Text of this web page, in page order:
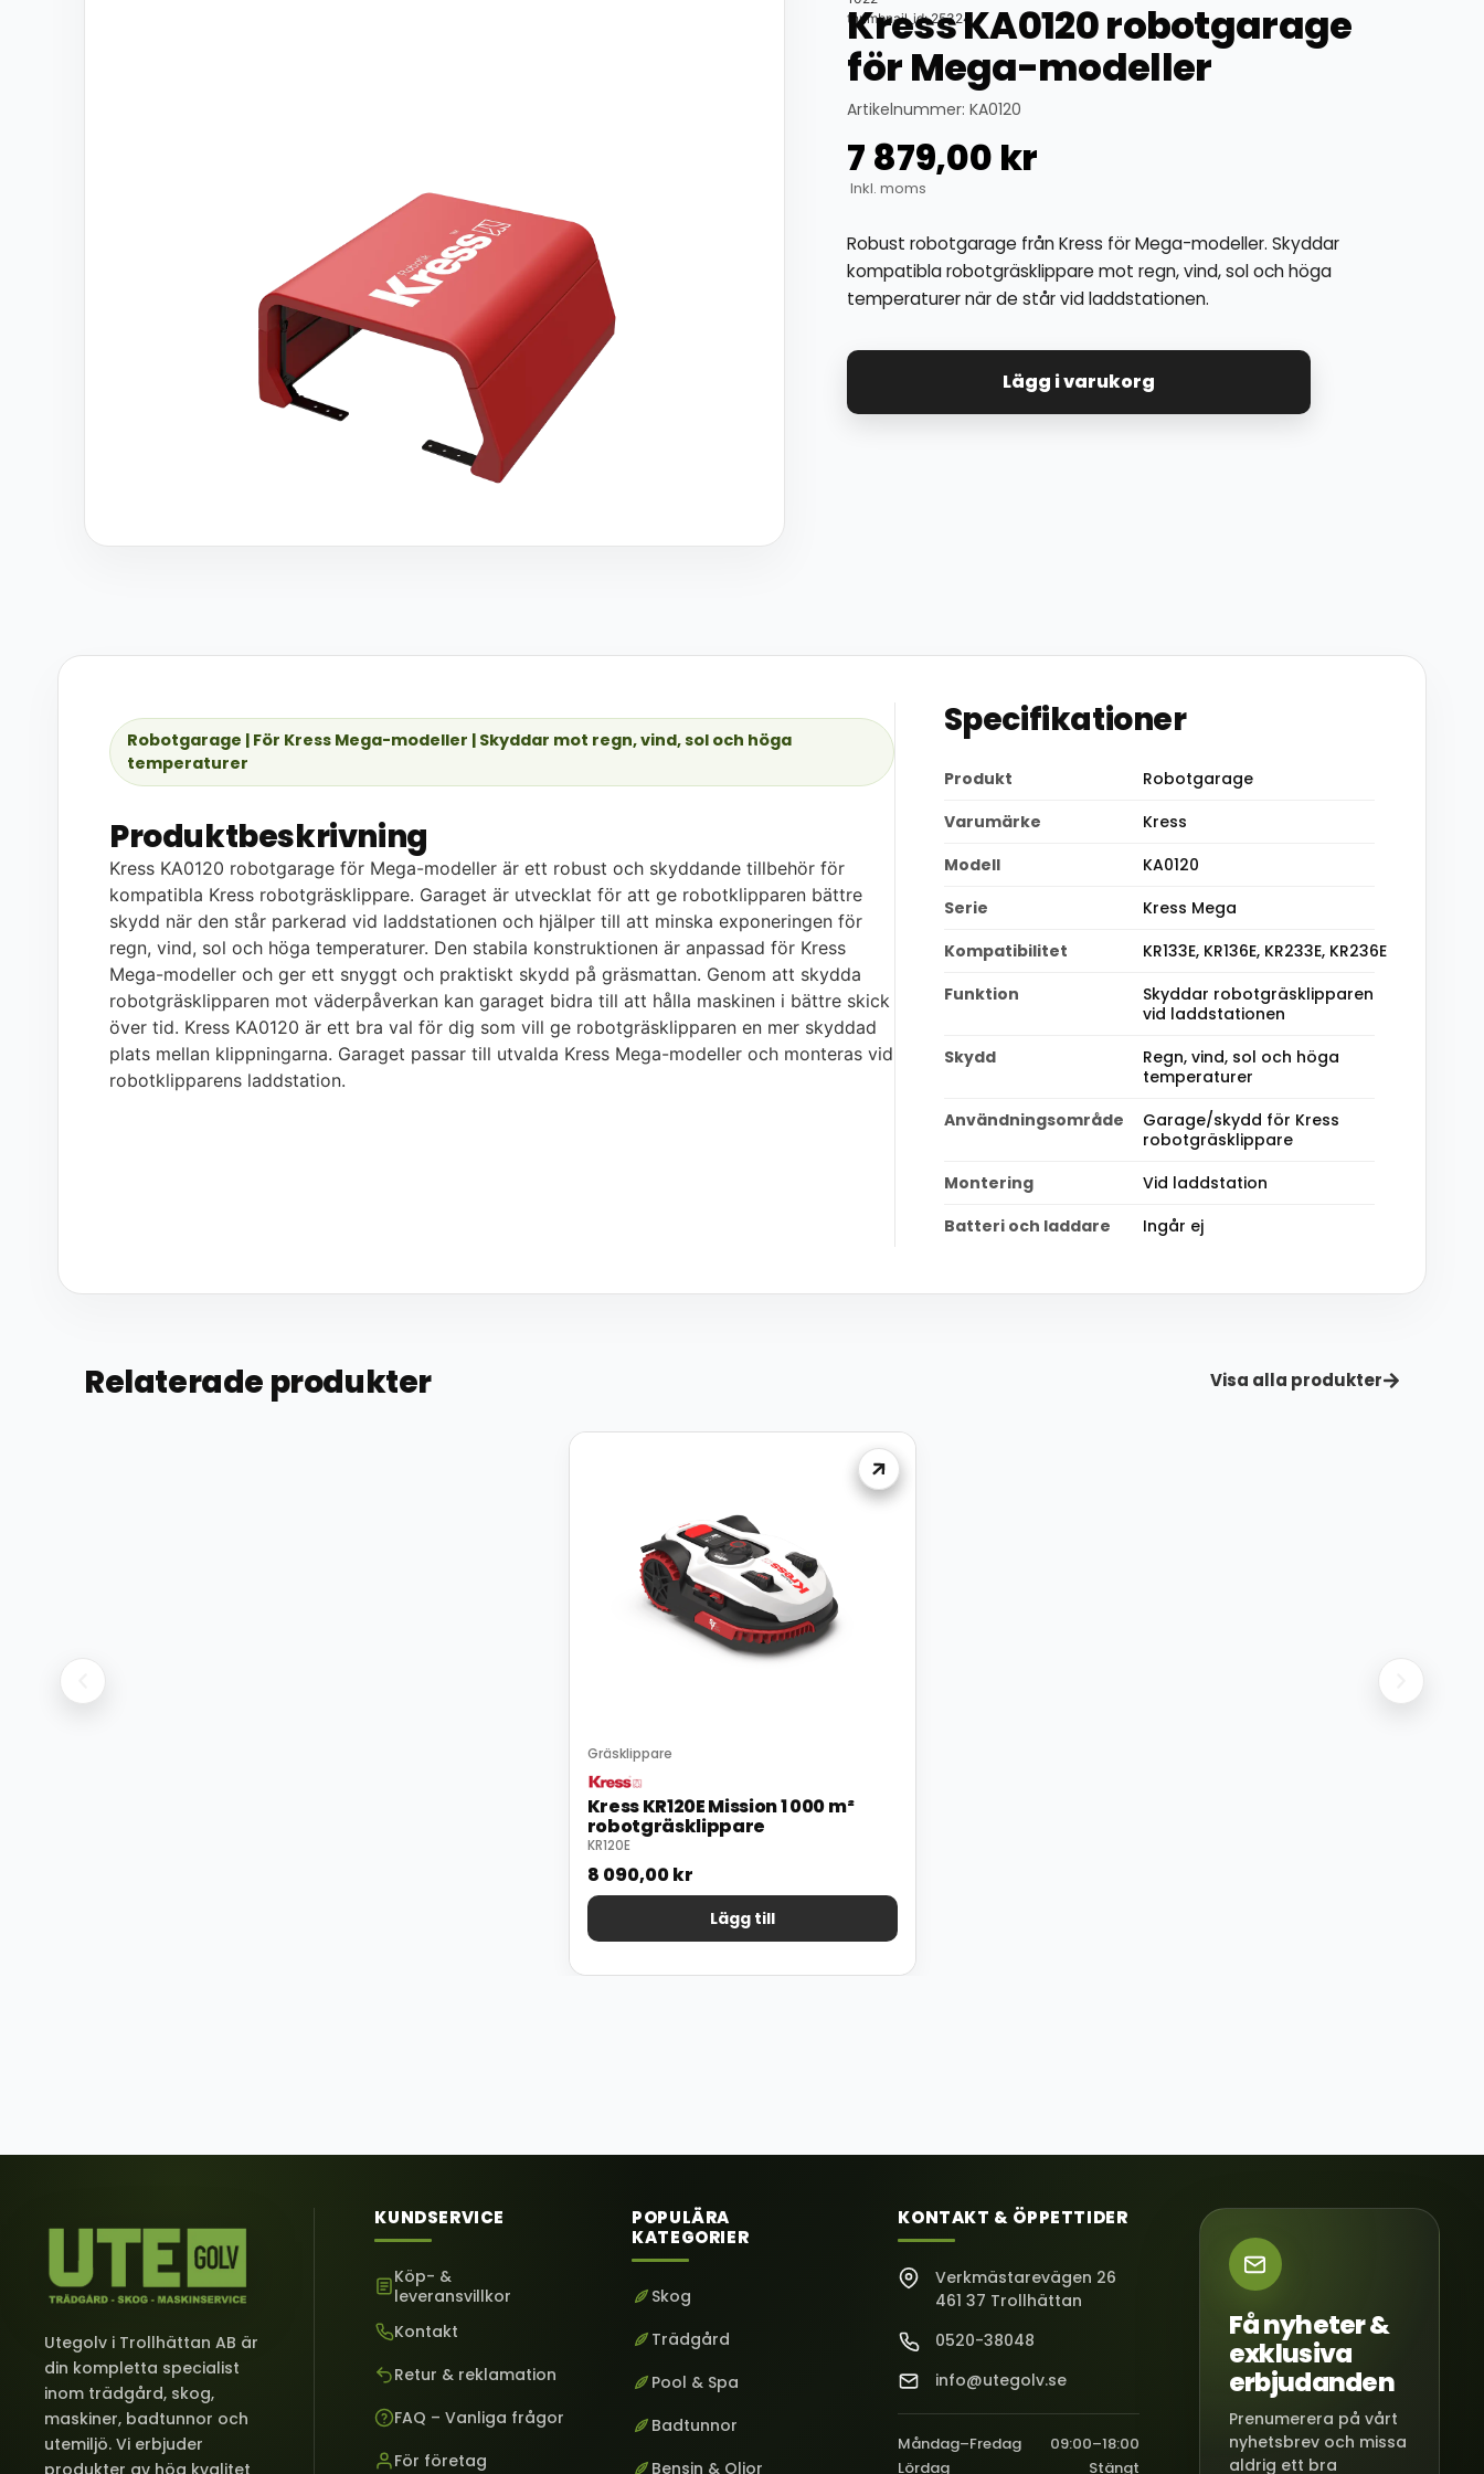
thumbnail_id: 25324
Kress KA0120 robotgarage
för Mega-modeller
Artikelnummer: KA0120
7 879,00 kr
Inkl. moms
Robust robotgarage från Kress för Mega-modeller. Skyddar
kompatibla robotgräsklippare mot regn, vind, sol och höga
temperaturer när de står vid laddstationen.
Lägg i varukorg
Robotgarage | För Kress Mega-modeller | Skyddar mot regn, vind, sol och höga
temperaturer
Produktbeskrivning
Kress KA0120 robotgarage för Mega-modeller är ett robust och skyddande tillbehör för
kompatibla Kress robotgräsklippare. Garaget är utvecklat för att ge robotklipparen bättre
skydd när den står parkerad vid laddstationen och hjälper till att minska exponeringen för
regn, vind, sol och höga temperaturer. Den stabila konstruktionen är anpassad för Kress
Mega-modeller och ger ett snyggt och praktiskt skydd på gräsmattan. Genom att skydda
robotgräsklipparen mot väderpåverkan kan garaget bidra till att hålla maskinen i bättre skick
över tid. Kress KA0120 är ett bra val för dig som vill ge robotgräsklipparen en mer skyddad
plats mellan klippningarna. Garaget passar till utvalda Kress Mega-modeller och monteras vid
robotklipparens laddstation.
Specifikationer
Produkt
Robotgarage
Varumärke
Kress
Modell
KA0120
Serie
Kress Mega
Kompatibilitet
KR133E, KR136E, KR233E, KR236E
Funktion
Skyddar robotgräsklipparen
vid laddstationen
Skydd
Regn, vind, sol och höga
temperaturer
Användningsområde
Garage/skydd för Kress
robotgräsklippare
Montering
Vid laddstation
Batteri och laddare
Ingår ej
Relaterade produkter Visa alla produkter
Gräsklippare
Kress KR120E Mission 1 000 m²
robotgräsklippare
KR120E
8 090,00kr
Lägg till
Utegolv i Trollhättan AB är
din kompletta specialist
inom trädgård, skog,
maskiner, badtunnor och
utemiljö. Vi erbjuder
produkter av hög kvalitet
KUNDSERVICE
Köp- &
leveransvillkor
Kontakt
Retur & reklamation
FAQ – Vanliga frågor
För företag
POPULÄRA
KATEGORIER
Skog
Trädgård
Pool & Spa
Badtunnor
Bensin & Oljor
KONTAKT & ÖPPETTIDER
Verkmästarevägen 26
461 37 Trollhättan
0520-38048
info@utegolv.se
Måndag–Fredag
09:00–18:00
Lördag
Stängt
Få nyheter &
exklusiva
erbjudanden
Prenumerera på vårt
nyhetsbrev och missa
aldrig ett bra